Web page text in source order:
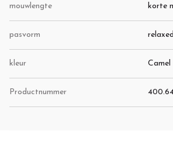
mouwlengte korte
pasvorm
kleur Camel
Productnummer